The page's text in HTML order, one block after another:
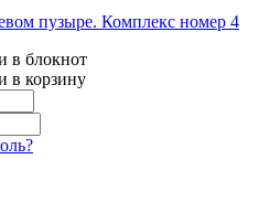
пузыре. Комплекс номер 4
в блокнот
в корзину